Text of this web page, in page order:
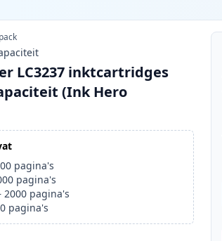
LC3237 inktcartridges
(Ink Hero
pagina's
pagina's
2000 pagina's
pagina's